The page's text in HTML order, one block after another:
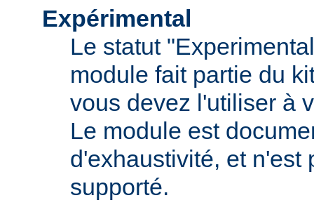
Expérimental
Le statut
module fait partie du
vous devez l'utiliser à
Le module est
d'exhaustivité, et n'est
supporté.